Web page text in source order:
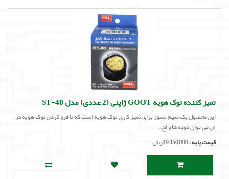
تمیز کننده نوک هویه GOOT ژاپنی (2 عددی) مدل ST-40
این محصول یک سیم نسوز برای تمیز کاری نوک هویه است که با فرو کردن نوک هویه در
آن می توان دوده ها و لح..
قیمت پایه :19,350,000ریال